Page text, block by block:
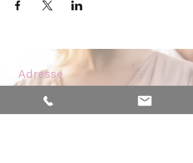
Adresse
Nelkenweg 6
59320 Ennigerloh - Westkirchen